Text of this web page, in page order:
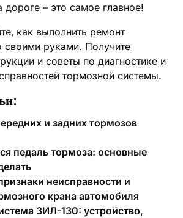
дороге – это самое главное!
как выполнить ремонт
своими руками. Получите
и советы по диагностике и
тормозной системы.
и задних тормозов
педаль тормоза: основные
неисправности и
крана автомобиля
ЗИЛ-130: устройство,